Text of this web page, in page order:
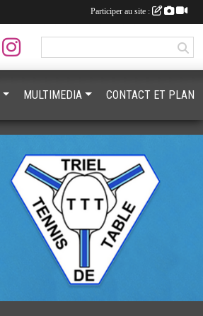
MULTIMEDIA CONTACT ET PLAN
Participer au site :